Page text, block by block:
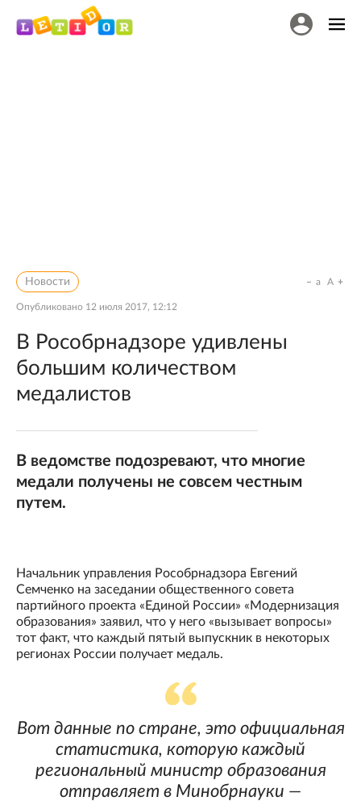
Новости
Опубликовано 12 июля 2017, 12:12
a A
В Рособрнадзоре удивлены
большим количеством
медалистов
В ведомстве подозревают, что многие
медали получены не совсем честным
путем.
Начальник управления Рособрнадзора Евгений
Семченко на заседании общественного совета
партийного проекта «Единой России» «Модернизация
образования» заявил, что у него «вызывает вопросы»
тот факт, что каждый пятый выпускник в некоторых
регионах России получает медаль.
Вот данные по стране, это официальная
статистика, которую каждый
региональный министр образования
отправляет в Минобрнауки —